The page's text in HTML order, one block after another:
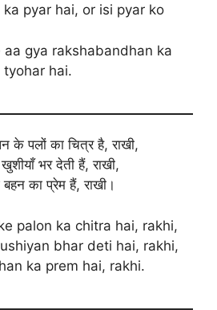
pyar hai, or isi pyar ko
gya rakshabandhan ka
tyohar hai.
के पलों का चित्र है, राखी,
भर देती हैं, राखी,
का प्रेम हैं, राखी।
palon ka chitra hai, rakhi,
bhar deti hai, rakhi,
ka prem hai, rakhi.